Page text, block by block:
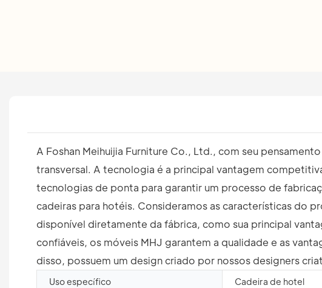
A Foshan Meihuijia Furniture Co., Ltd., com seu
transversal. A tecnologia é a principal vantagem
tecnologias de ponta para garantir um processo de
cadeiras para hotéis. Consideramos as características do
disponível diretamente da fábrica, como sua principal
confiáveis, os móveis MHJ garantem a qualidade e as
disso, possuem um design criado por nossos designers
Uso específico Cadeira de hotel